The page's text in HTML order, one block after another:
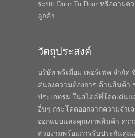
ระบบ Door To Door หรือตามค
ลูกค้า
วัตถุประสงค์
บริษัท พรีเมี่ยม เพอร์เฟค จำกัด
สนองความต้องการ ด้านสินค้า
ประเภทร่ม ในสไตล์ที่โดดเด่น
อื่นๆ กระโดดออกจากความจำเจ
ออกแบบและคุณภาพสินค้า ควา
สวยงามพร้อมการรับประกันคุ